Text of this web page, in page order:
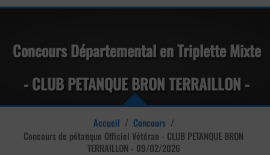
Concours Départemental en Triplette Mixte
- CLUB PETANQUE BRON TERRAILLON -
lundi 09 février 2026
Accueil / Concours /
Concours de pétanque Officiel Vétéran - CLUB PETANQUE BRON
TERRAILLON - 09/02/2026